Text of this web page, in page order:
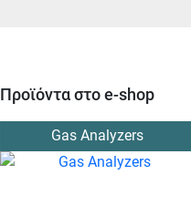
Προϊόντα στο e-shop
Gas Analyzers